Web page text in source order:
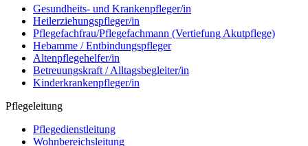
Gesundheits- und Krankenpfleger/in
Heilerziehungspfleger/in
Pflegefachfrau/Pflegefachmann (Vertiefung Akutpflege)
Hebamme / Entbindungspfleger
Altenpflegehelfer/in
Betreuungskraft / Alltagsbegleiter/in
Kinderkrankenpfleger/in
Pflegeleitung
Pflegedienstleitung
Wohnbereichsleitung